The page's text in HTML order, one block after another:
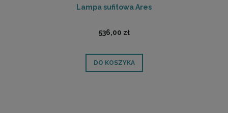
Lampa sufitowa Ares
536,00 zł
DO KOSZYKA